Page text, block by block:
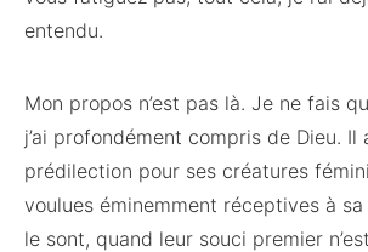
entendu.
Mon propos n’est pas là. Je ne fais
j’ai profondément compris de Dieu. Il
prédilection pour ses créatures
voulues éminemment réceptives à
le sont, quand leur souci premier